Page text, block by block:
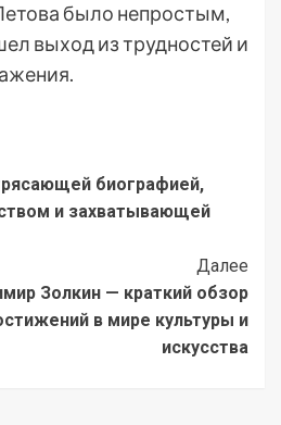
было непростым,
выход из трудностей и
биографией,
и захватывающей
Далее
Золкин — краткий обзор
в мире культуры и
искусства